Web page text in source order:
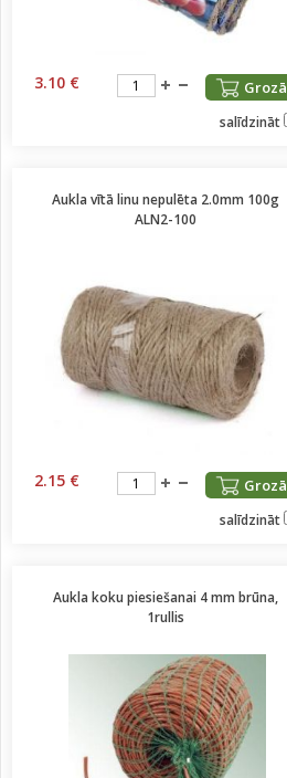
3.10 € Grozā
salīdzināt
Aukla vītā linu nepulēta 2.0mm 100g
ALN2-100
2.15 € Grozā
salīdzināt
Aukla koku piesiešanai 4 mm brūna,
1rullis